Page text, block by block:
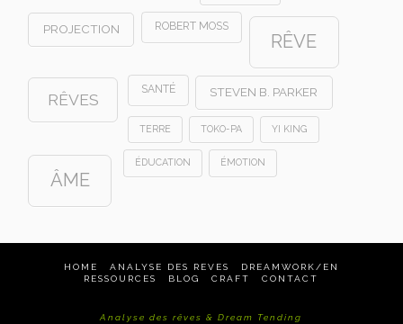
PROJECTION ROBERT MOSS
RÊVE
RÊVES
SANTÉ STEVEN B. PARKER
TERRE TOKO-PA YI KING
ÂME
ÉDUCATION ÉMOTION
HOME ANALYSE DES REVES
DREAMWORK/EN
RESSOURCES
BLOG CRAFT CONTACT
Analyse des rêves & Dream Tending